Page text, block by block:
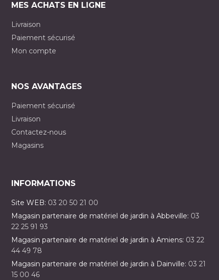
MES ACHATS EN LIGNE
Livraison
Paiement sécurisé
Mon compte
NOS AVANTAGES
Paiement sécurisé
Livraison
Contactez-nous
Magasins
INFORMATIONS
Site WEB: 03 20 50 21 00
Magasin partenaire de matériel de jardin à Abbeville: 03
22 25 91 93
Magasin partenaire de matériel de jardin à Amiens: 03 22
44 49 78
Magasin partenaire de matériel de jardin à Dainville: 03 21
15 00 46